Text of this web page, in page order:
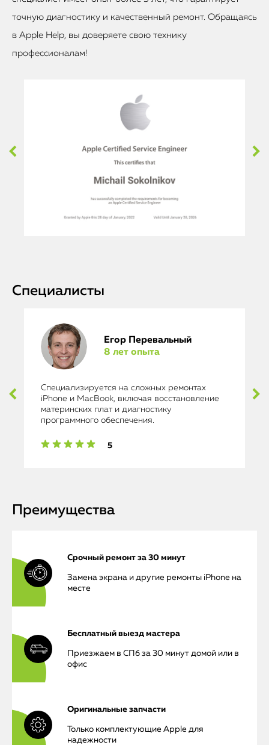
точную диагностику и качественный ремонт. Обращаясь
в Apple Help, вы доверяете свою технику
профессионалам!
Специалисты
Егор Перевальный
8 лет опыта
Специализируется на сложных ремонтах
iPhone и MacBook, включая восстановление
материнских плат и диагностику
программного обеспечения.
5
Преимущества
Срочный ремонт за 30 минут
Замена экрана и другие ремонты iPhone на
месте
Бесплатный выезд мастера
Приезжаем в СПб за 30 минут домой или в
офис
Оригинальные запчасти
Только комплектующие Apple для
надежности